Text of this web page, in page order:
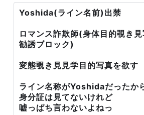
Yoshida(ライン名前)出禁
ロマンス詐欺師(身体目的覗き
勧誘ブロック)
変態覗き見見学目的写真を欲す
ライン名称がYoshidaだったか
身分証は見てないけれど
嘘っぱち言わないよねっ